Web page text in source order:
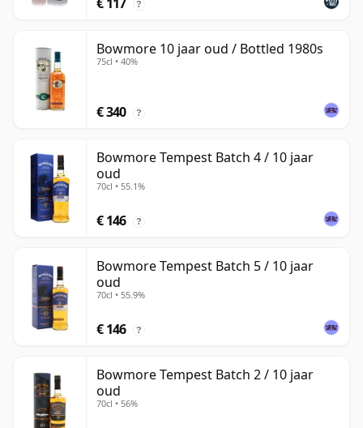
?
Bowmore 10 jaar oud / Bottled 1980s
75cl • 40%
€ 340 ?
Bowmore Tempest Batch 4 / 10 jaar
oud
70cl • 55.1%
€ 146 ?
Bowmore Tempest Batch 5 / 10 jaar
oud
70cl • 55.9%
€ 146 ?
Bowmore Tempest Batch 2 / 10 jaar
oud
70cl • 56%